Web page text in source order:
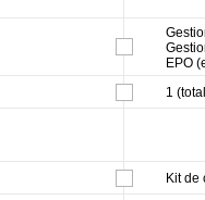
EPO
1
Kit de